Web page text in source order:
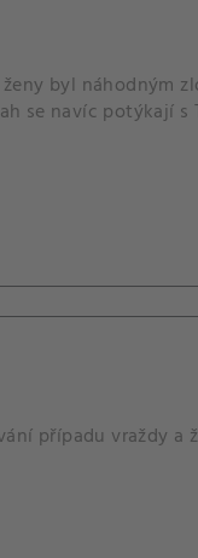
byl náhodným
se navíc potýkají
případu vraždy a